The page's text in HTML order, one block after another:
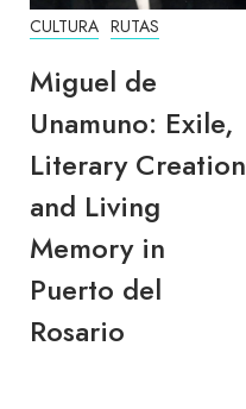
CULTURA RUTAS
Miguel de
Unamuno: Exile,
Literary Creation
and Living
Memory in
Puerto del
Rosario